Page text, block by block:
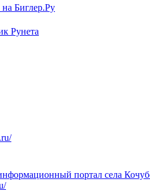
Биглер.Ру
Рунета
портал села